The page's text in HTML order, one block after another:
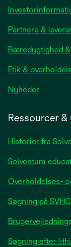
Partnere &
Bæredygtighed
Etik &
Nyhederopens
tab
Ressourcer &
Historier fra
Solventum
Overholdelses-
Søgning på SVHC
Søgning efter